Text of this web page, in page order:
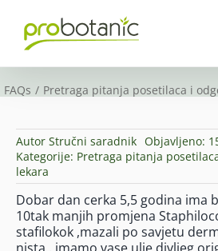
content
FAQs Pretraga pitanja posetilaca i
Autor Stručni saradnik Objavljeno:
Kategorije: Pretraga pitanja
lekara
Dobar dan cerka 5,5 godina ima
10tak manjih promjena
stafilokok ,mazali po savjetu